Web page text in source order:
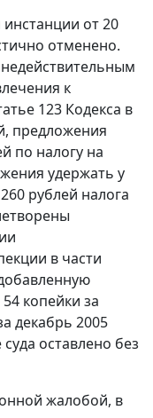
от 20
отменено.
к
123 Кодекса в
предложения
по налогу на
удержать у
рублей налога
в части
копейки за
декабрь 2005
оставлено без
жалобой, в